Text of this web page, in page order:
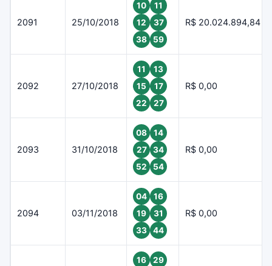
2091 25/10/2018
10
11
12
37
38
59
R$ 20.024.894,84
2092 27/10/2018
11
13
15
17
22
27
R$ 0,00
2093 31/10/2018
08
14
27
34
52
54
R$ 0,00
2094 03/11/2018
04
16
19
31
33
44
R$ 0,00
16
29